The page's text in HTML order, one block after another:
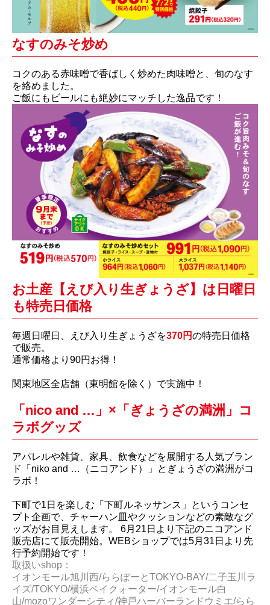
なすのみそ炒め
コクのある赤味噌で香ばしく炒めた肉味噌と、旬のなす
を絡めました。
ご飯にもビールにも絶妙にマッチした逸品です！
お土産【えび入り生ぎょうざ】は日曜日
も特売日価格
毎週日曜日、えび入り生ぎょうざを370円の特売日価格
で販売。
通常価格より90円お得！
関東地区全店舗（東明館を除く）で実施中！
「nico and …」×「ぎょうざの満洲」コ
ラボグッズ
アパレルや雑貨、家具、飲食などを展開する人気ブラン
ド「niko and …（ニコアンド）」とぎょうざの満洲がコ
ラボ！
下町で1日を楽しむ「下町ルネッサンス」というコンセ
プト企画で、チャーハン皿やクッションなどの素敵なグ
ッズがお目見えします。 6月21日より下記のニコアンド
販売店にて販売開始。WEBショップでは5月31日より先
行予約開始です！
取扱いshop：
イオンモール旭川西/ららぽーとTOKYO-BAY/二子玉川ラ
イズ/TOKYO/横浜ベイクォーター/イオンモール白
山/mozoワンダーシティ/神戸ハーバーランドウミエ/らら